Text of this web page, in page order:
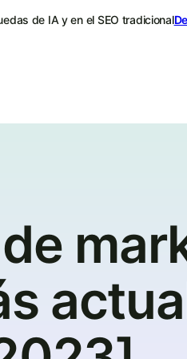
de IA y en el SEO tradicional